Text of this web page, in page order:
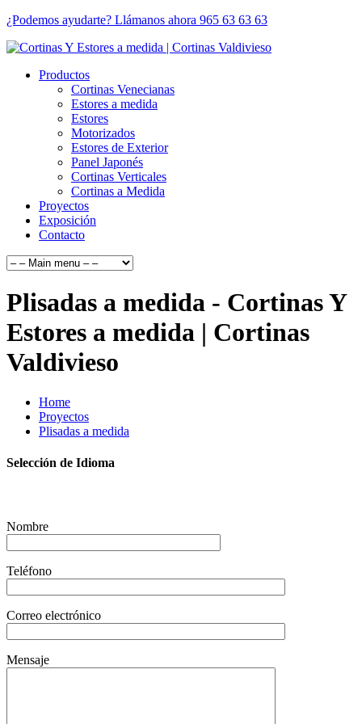
¿Podemos ayudarte? Llámanos ahora 965 63 63 63
Productos
Cortinas Venecianas
Estores a medida
Estores
Motorizados
Estores de Exterior
Panel Japonés
Cortinas Verticales
Cortinas a Medida
Proyectos
Exposición
Contacto
Plisadas a medida - Cortinas Y
Estores a medida | Cortinas
Valdivieso
Home
Proyectos
Plisadas a medida
Selección de Idioma
Nombre
Teléfono
Correo electrónico
Mensaje